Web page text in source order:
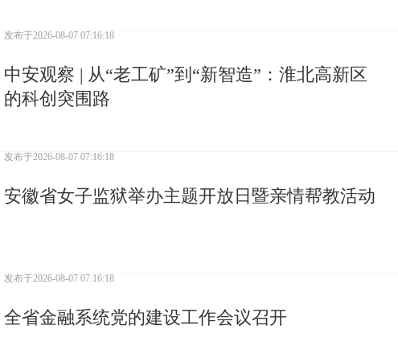
发布于2026-08-07 07:16:18
中安观察 | 从“老工矿”到“新智造”：淮北高新区
的科创突围路
发布于2026-08-07 07:16:18
安徽省女子监狱举办主题开放日暨亲情帮教活动
发布于2026-08-07 07:16:18
全省金融系统党的建设工作会议召开